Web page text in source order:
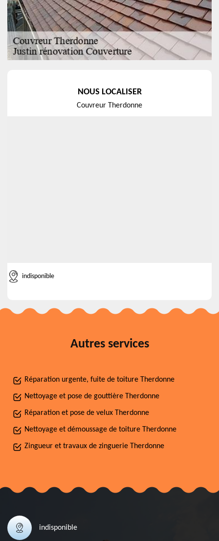
NOUS LOCALISER
Couvreur Therdonne
indisponible
Autres services
Réparation urgente, fuite de toiture Therdonne
Nettoyage et pose de gouttière Therdonne
Réparation et pose de velux Therdonne
Nettoyage et démoussage de toiture Therdonne
Zingueur et travaux de zinguerie Therdonne
indisponible